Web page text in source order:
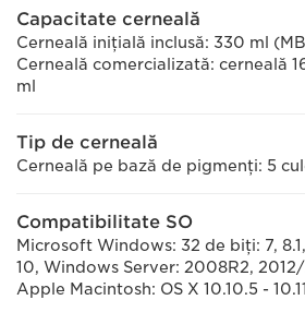
Capacitate cerneală
Cerneală iniţială inclusă: 330 ml
Cerneală comercializată: cerneală
ml
Tip de cerneală
Cerneală pe bază de pigmenţi: 5
Compatibilitate SO
Microsoft Windows: 32 de biţi: 7,
10, Windows Server: 2008R2,
Apple Macintosh: OS X 10.10.5 -